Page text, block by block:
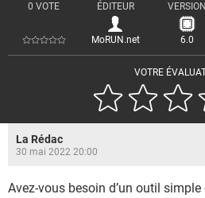
VOTRE
0 VOTE ÉDITEUR
MoRUN.net
VERSION
6.0
La Rédac
30 mai 2022 20:00
Avez-vous besoin d’un outil